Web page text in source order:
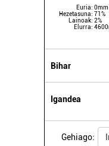
Euria: 0mm
Hezetasuna: 71%
Lainoak: 2%
Elurra:
Bihar
Igandea
Gehiago: